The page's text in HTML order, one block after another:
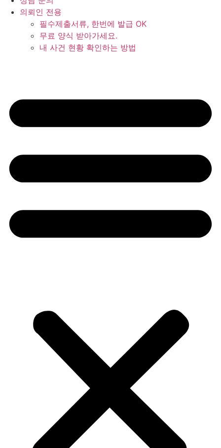
의뢰인 전용
필수제출서류, 한번에 발급 OK
무료 양식 받아가세요.
내 사건 현황 확인하는 방법